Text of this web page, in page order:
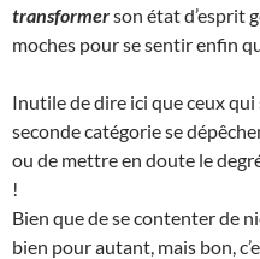
transformerson état d’esprit
moches pour se sentir enfin
Inutile de dire ici que ceux
seconde catégorie se
ou de mettre en doute le
!
Bien que de se contenter de
bien pour autant, mais bon,